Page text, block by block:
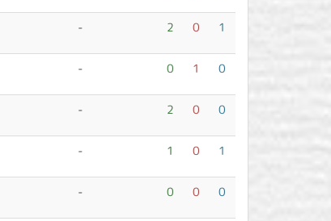
- 2 0 1
- 0 1 0
- 2 0 0
- 1 0 1
- 0 0 0